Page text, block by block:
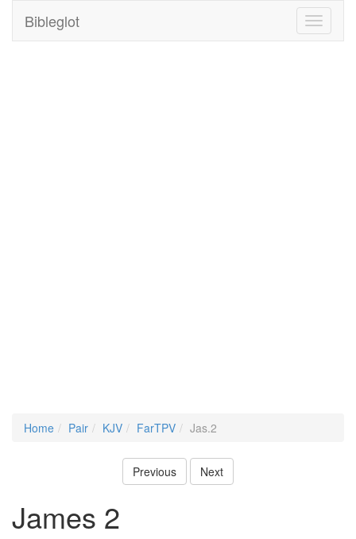
Toggle
Bibleglot
Home Pair KJV FarTPV Jas.2
Previous Next
James 2